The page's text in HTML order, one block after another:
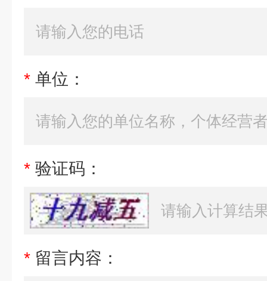
* 单位：
* 验证码：
* 留言内容：